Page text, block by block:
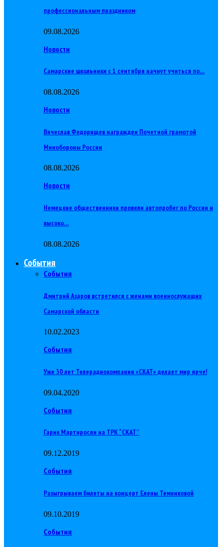
профессиональным праздником
09.08.2026
Новости
Самарские школьники с 1 сентября начнут учиться по…
08.08.2026
Новости
Вячеслав Федорищев награжден Почетной грамотой
Минобороны России
08.08.2026
Новости
Немецкие общественники провели автопробег по России и
высоко…
08.08.2026
События
События
Дмитрий Азаров встретился с женами военнослужащих
Самарской области
10.02.2023
События
Уже 30 лет Телерадиокомпания «СКАТ» делает мир ярче!
09.04.2020
События
Гарик Мартиросян на ТРК “СКАТ”
09.12.2019
События
Разыгрываем билеты на концерт Елены Темниковой
09.10.2019
События